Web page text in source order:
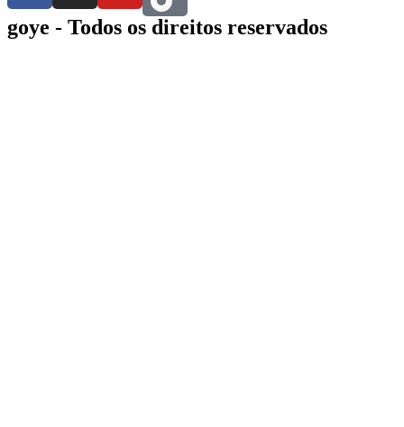
goye - Todos os direitos reservados